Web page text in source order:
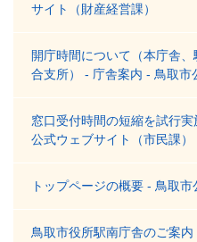
サイト（財産経営課）
開庁時間について（本庁舎
合支所） - 庁舎案内 - 鳥取市
窓口受付時間の短縮を試行
公式ウェブサイト（市民課）
トップページの概要 - 鳥取市
鳥取市役所駅南庁舎のご案